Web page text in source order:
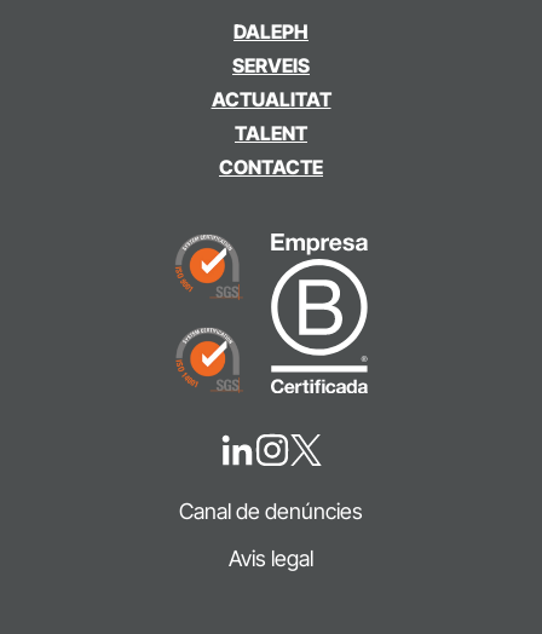
DALEPH
SERVEIS
ACTUALITAT
TALENT
CONTACTE
Canal de denúncies
Avis legal